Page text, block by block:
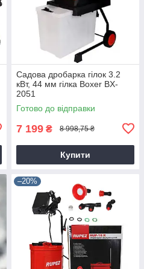
Садова дробарка гілок 3.2
кВт, 44 мм гілка Boxer BX-
2051
Готово до відправки
7 199 ₴ 8 998,75 ₴
Купити
–20%